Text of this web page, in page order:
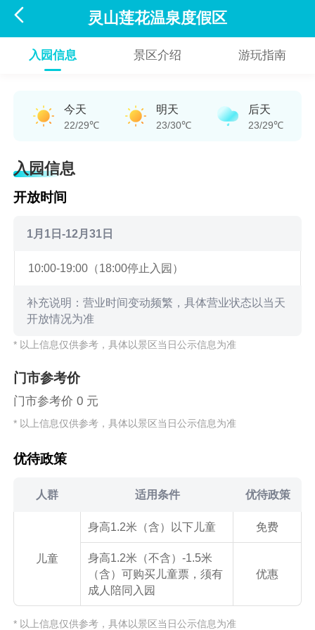
 灵山莲花温泉度假区
入园信息 景区介绍 游玩指南
今天
22/29℃
明天
23/30℃
后天
23/29℃
入园信息
开放时间
1月1日-12月31日
10:00-19:00（18:00停止入园）
补充说明：营业时间变动频繁，具体营业状态以当天
开放情况为准
* 以上信息仅供参考，具体以景区当日公示信息为准
门市参考价
门市参考价 0 元
* 以上信息仅供参考，具体以景区当日公示信息为准
优待政策
人群 适用条件 优待政策
儿童
身高1.2米（含）以下儿童 免费
身高1.2米（不含）-1.5米
（含）可购买儿童票，须有
成人陪同入园
优惠
* 以上信息仅供参考，具体以景区当日公示信息为准